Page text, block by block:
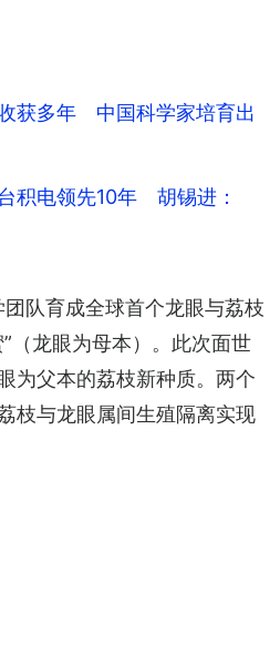
获多年 中国科学家培育出
积电领先10年 胡锡进：
队育成全球首个龙眼与荔枝
（龙眼为母本）。此次面世
为父本的荔枝新种质。两个
枝与龙眼属间生殖隔离实现